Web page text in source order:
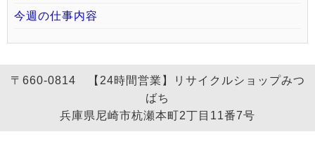
今週の仕事内容
〒660-0814 【24時間営業】リサイクルショップみつ
ばち
兵庫県尼崎市杭瀬本町2丁目11番7号